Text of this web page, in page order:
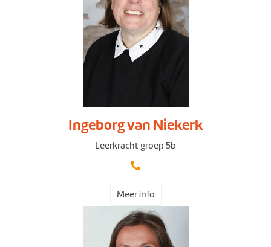
Ingeborg van Niekerk
Leerkracht groep 5b
Meer info